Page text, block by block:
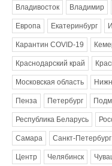
Владивосток Владимир
Европа Екатеринбург
Карантин COVID-19
Краснодарский край
Московская область
Пенза Петербург
Республика Беларусь
Самара Санкт-Петербург
Центр Челябинск